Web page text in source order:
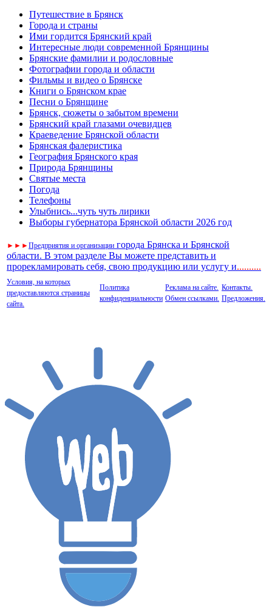
Путешествие в Брянск
Города и страны
Ими гордится Брянский край
Интересные люди современной Брянщины
Брянские фамилии и родословные
Фотографии города и области
Фильмы и видео о Брянске
Книги о Брянском крае
Песни о Брянщине
Брянск, сюжеты о забытом времени
Брянский край глазами очевидцев
Краеведение Брянской области
Брянская фалеристика
География Брянского края
Природа Брянщины
Святые места
Погода
Телефоны
Улыбнись...чуть чуть лирики
Выборы губернатора Брянской области 2026 год
► ► ►Предприятия и организации города Брянска и Брянской
области. В этом разделе Вы можете представить и
прорекламировать себя, свою продукцию или услугу и..........
Условия, на которых
предоставляются страницы
сайта.
Политика
конфиденциальности
Реклама на сайте.
Обмен ссылками.
Контакты.
Предложения.